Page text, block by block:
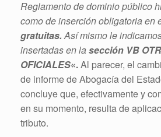
Reglamento de dominio público
como de inserción obligatoria en
gratuitas.Así mismo le
insertadas en lasección VB
OFICIALES«.Al parecer, el
de informe de Abogacía del
concluye que, efectivamente y
en su momento, resulta de
tributo.